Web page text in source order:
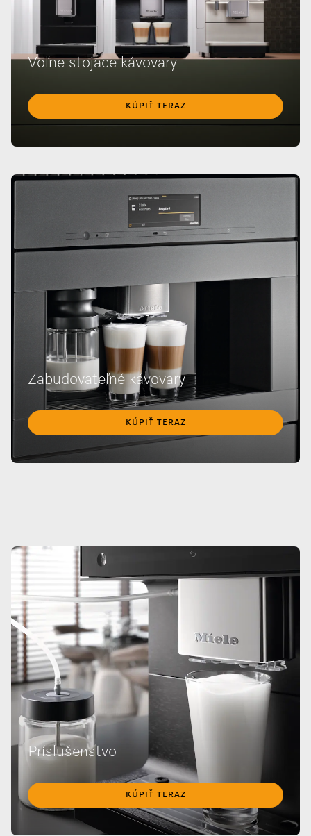
Voľne stojace kávovary
KÚPIŤ TERAZ
Zabudovateľné kávovary
KÚPIŤ TERAZ
Príslušenstvo
KÚPIŤ TERAZ